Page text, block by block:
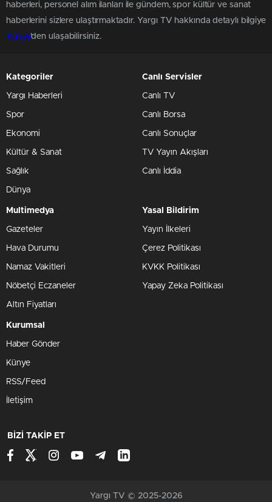
haberleri, personel alım ilanları ile gündem, spor kültür ve sanat
haberlerini sizlere ulaştırmaktadır. Yargı TV hakkında detaylı bilgiye
Künye'den ulaşabilirsiniz.
Kategoriler
Yargı Haberleri
Spor
Ekonomi
Kültür & Sanat
Sağlık
Dünya
Canlı Servisler
Canlı TV
Canlı Borsa
Canlı Sonuçlar
TV Yayın Akışları
Canlı İddia
Multimedya
Gazeteler
Hava Durumu
Namaz Vakitleri
Nöbetçi Eczaneler
Altın Fiyatları
Yasal Bildirim
Yayın İlkeleri
Çerez Politikası
KVKK Politikası
Yapay Zeka Politikası
Kurumsal
Haber Gönder
Künye
RSS/Feed
İletişim
BİZİ TAKİP ET
Yargı TV © 2025-2026